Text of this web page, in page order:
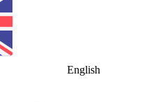
English